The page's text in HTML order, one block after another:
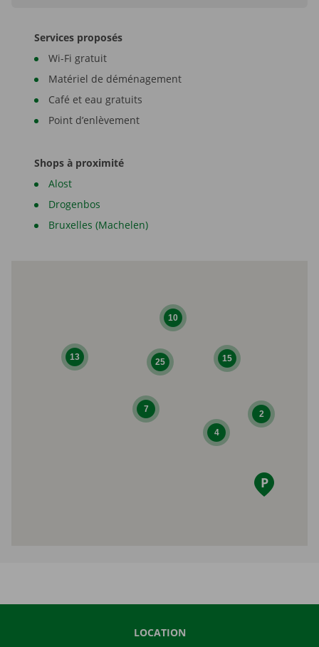
Services proposés
Wi-Fi gratuit
Matériel de déménagement
Café et eau gratuits
Point d’enlèvement
Shops à proximité
Alost
Drogenbos
Bruxelles (Machelen)
25 15
13
7
10
4
2
LOCATION